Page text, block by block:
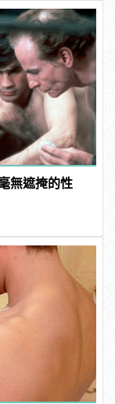
無遮掩的性